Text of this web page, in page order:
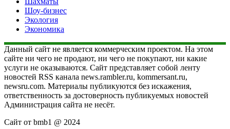
Шоу-бизнес
Экология
Экономика
Данный сайт не является коммерческим проектом. На этом
сайте ни чего не продают, ни чего не покупают, ни какие
услуги не оказываются. Сайт представляет собой ленту
новостей RSS канала news.rambler.ru, kommersant.ru,
newsru.com. Материалы публикуются без искажения,
ответственность за достоверность публикуемых новостей
Администрация сайта не несёт.
Сайт от bmb1 @ 2024